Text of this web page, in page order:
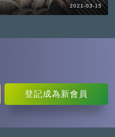
2021-03-15
登記成為新會員